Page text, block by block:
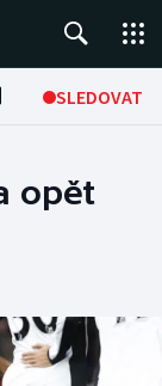
SLEDOVAT
opět